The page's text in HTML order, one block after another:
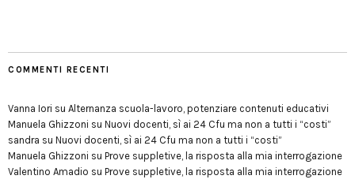
COMMENTI RECENTI
Vanna Iori su Alternanza scuola-lavoro, potenziare contenuti educativi
Manuela Ghizzoni su Nuovi docenti, sì ai 24 Cfu ma non a tutti i “costi”
sandra su Nuovi docenti, sì ai 24 Cfu ma non a tutti i “costi”
Manuela Ghizzoni su Prove suppletive, la risposta alla mia interrogazione
Valentino Amadio su Prove suppletive, la risposta alla mia interrogazione